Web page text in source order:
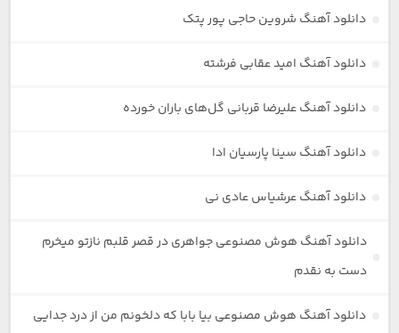
دانلود آهنگ شروین حاجی پور پتک
دانلود آهنگ امید عقابی فرشته
دانلود آهنگ علیرضا قربانی گل‌های باران خورده
دانلود آهنگ سینا پارسیان ادا
دانلود آهنگ عرشیاس عادی نی
دانلود آهنگ هوش مصنوعی جواهری در قصر قلبم نازتو میخرم
دست به نقدم
دانلود آهنگ هوش مصنوعی بیا بابا که دلخونم من از درد جدایی